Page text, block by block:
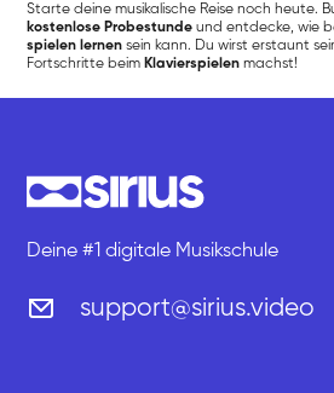
Starte deine musikalische Reise noch heute.
kostenlose Probestunde und entdecke, wie
spielen lernen sein kann. Du wirst erstaunt
Fortschritte beim Klavierspielen machst!
Deine #1 digitale Musikschule
support@sirius.video